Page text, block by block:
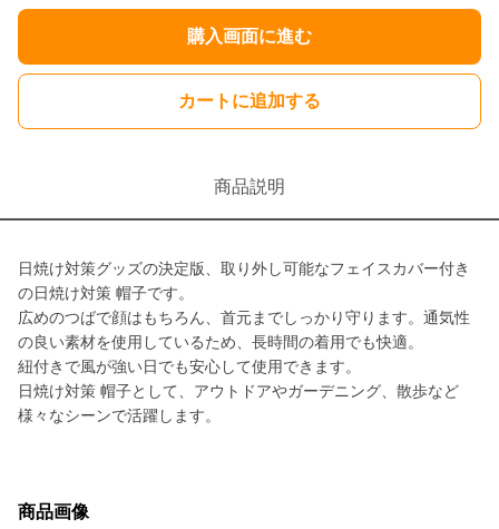
購入画面に進む
カートに追加する
商品説明
日焼け対策グッズの決定版、取り外し可能なフェイスカバー付き
の日焼け対策 帽子です。
広めのつばで顔はもちろん、首元までしっかり守ります。通気性
の良い素材を使用しているため、長時間の着用でも快適。
紐付きで風が強い日でも安心して使用できます。
日焼け対策 帽子として、アウトドアやガーデニング、散歩など
様々なシーンで活躍します。
商品画像